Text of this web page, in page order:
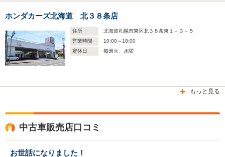
ホンダカーズ北海道 北３８条店
住所
北海道札幌市東区北３８条東１－３－５
営業時間
10:00～18:00
定休日
毎週火、水曜
もっと見る
中古車販売店口コミ
お世話になりました！